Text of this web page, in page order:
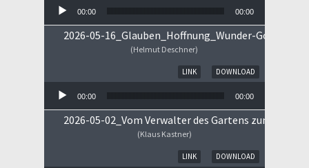
00:00 00:00
2026-05-16_Glauben_Hoffnung_Wunder-
(Helmut Deschner)
DOWNLOAD
LINK
00:00 00:00
2026-05-02_Vom Verwalter des Gartens zum
(Klaus Kastner)
DOWNLOAD
LINK